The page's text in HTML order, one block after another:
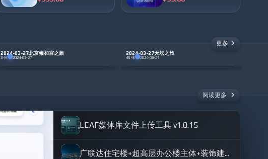
更多
2024-03-27北京雍和宫之旅
3 张· 2024-03-27
2024-03-27天坛之旅
45 张· 2024-03-27
阅读更多
LEAF媒体库文件上传工具 v1.0.15
广联达住宅楼+超高层办公楼主体+装饰建模